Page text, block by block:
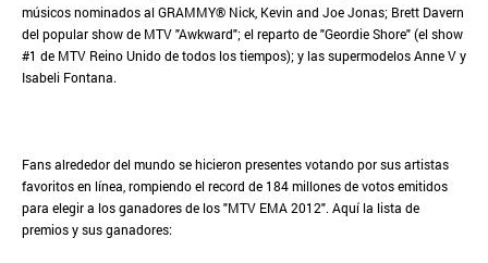
músicos nominados al GRAMMY® Nick, Kevin and Joe Jonas; Brett Davern
del popular show de MTV "Awkward"; el reparto de "Geordie Shore" (el show
#1 de MTV Reino Unido de todos los tiempos); y las supermodelos Anne V y
Isabeli Fontana.
Fans alrededor del mundo se hicieron presentes votando por sus artistas
favoritos en línea, rompiendo el record de 184 millones de votos emitidos
para elegir a los ganadores de los "MTV EMA 2012". Aquí la lista de
premios y sus ganadores: